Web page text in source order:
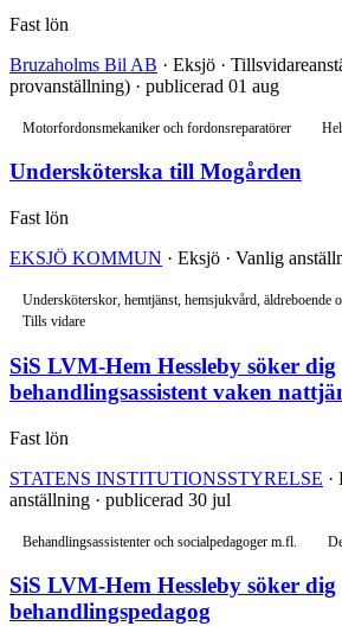
Fast lön
Bruzaholms Bil AB · Eksjö ·
provanställning) · publicerad 01 aug
Motorfordonsmekaniker och fordonsreparatörer
Undersköterska till Mogården
Fast lön
EKSJÖ KOMMUN · Eksjö · Vanlig
Undersköterskor, hemtjänst, hemsjukvård, äldreboende
Tills vidare
SiS LVM-Hem Hessleby söker dig
behandlingsassistent vaken
Fast lön
STATENS INSTITUTIONSSTYRELSE ·
anställning · publicerad 30 jul
Behandlingsassistenter och socialpedagoger m.fl.
SiS LVM-Hem Hessleby söker dig
behandlingspedagog